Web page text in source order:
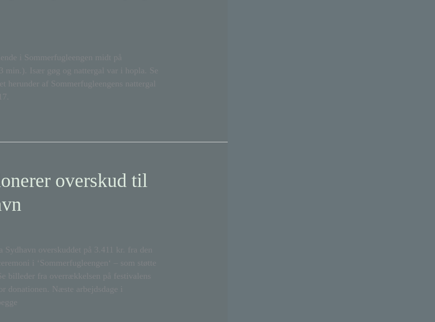
i Sommerfugleengen midt på
min.). Især gøg og nattergal var i hopla. Se
herunder af Sommerfugleengens nattergal
overskud til
overskuddet på 3.411 kr. fra den
i ‘Sommerfugleengen‘ – som støtte
billeder fra overrækkelsen på festivalens
donationen. Næste arbejdsdage i